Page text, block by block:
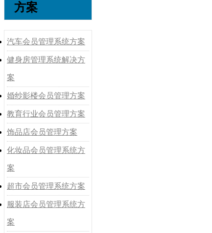
方案
汽车会员管理系统方案
健身房管理系统解决方
案
婚纱影楼会员管理方案
教育行业会员管理方案
饰品店会员管理方案
化妆品会员管理系统方
案
超市会员管理系统方案
服装店会员管理系统方
案